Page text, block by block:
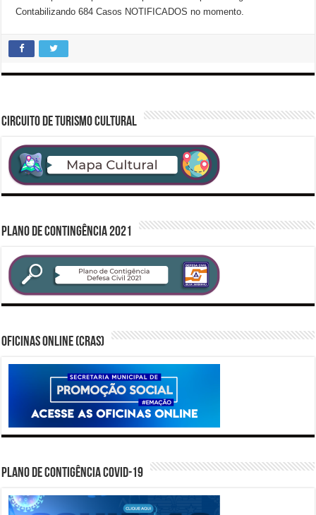
Contabilizando 684 Casos NOTIFICADOS no momento.
CIRCUITO DE TURISMO CULTURAL
PLANO DE CONTINGÊNCIA 2021
Oficinas Online (CRAS)
PLANO DE CONTIGÊNCIA COVID-19